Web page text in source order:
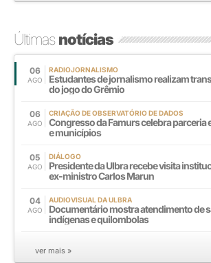
Últimasnotícias
06
AGO
RADIOJORNALISMO
Estudantes de jornalismo realizam
do jogo do Grêmio
06
AGO
CRIAÇÃO DE OBSERVATÓRIO DE DADOS
Congresso da Famurs celebra parceria
e municípios
05
AGO
DIÁLOGO
Presidente da Ulbra recebe visita
ex-ministro Carlos Marun
04
AGO
AUDIOVISUAL DA ULBRA
Documentário mostra atendimento de
indígenas e quilombolas
ver mais »